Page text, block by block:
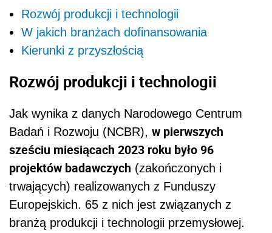
Rozwój produkcji i technologii
W jakich branżach dofinansowania
Kierunki z przyszłością
Rozwój produkcji i technologii
Jak wynika z danych Narodowego Centrum
Badań i Rozwoju (NCBR), w pierwszych
sześciu miesiącach 2023 roku było 96
projektów badawczych (zakończonych i
trwających) realizowanych z Funduszy
Europejskich. 65 z nich jest związanych z
branżą produkcji i technologii przemysłowej.